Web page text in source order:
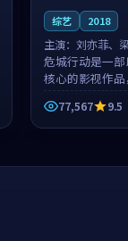
综艺 2018
主演： 刘亦菲、
危城行动是一
核心的影视作
机、反转与人
开，整体节奏
推荐观看。
77,567 9.5